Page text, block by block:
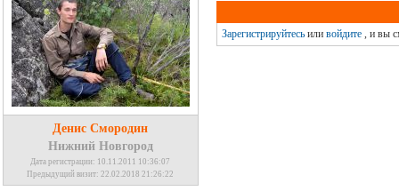
Денис Смородин
Нижний Новгород
Дата регистрации: 10.11.2011 10:36:07
Предыдущий визит: 22.02.2018 21:26:22
Зарегистрируйтесьили войдите, и вы